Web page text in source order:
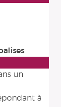
un
à